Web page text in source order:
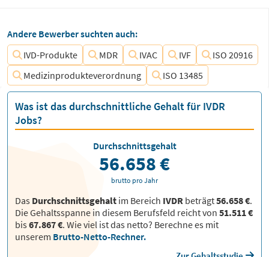
Andere Bewerber suchten auch:
IVD-Produkte
MDR IVAC IVF
ISO 20916
Medizinprodukteverordnung
ISO 13485
Was ist das durchschnittliche Gehalt für IVDR
Jobs?
Das Durchschnittsgehalt im Bereich IVDR beträgt56.658 €.
Die Gehaltsspanne in diesem Berufsfeld reicht von 51.511 €
bis67.867 €. Wie viel ist das netto? Berechne es mit
unserem Brutto-Netto-Rechner.
Durchschnittsgehalt
56.658 €
brutto pro Jahr